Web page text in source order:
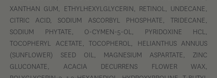
XANTHAN GUM, ETHYLHEXYLGLYCERIN, RETINOL, UNDECANE,
CITRIC ACID, SODIUM ASCORBYL PHOSPHATE, TRIDECANE,
SODIUM PHYTATE, O-CYMEN-5-OL, PYRIDOXINE HCL,
TOCOPHERYL ACETATE, TOCOPHEROL, HELIANTHUS ANNUUS
(SUNFLOWER) SEED OIL, MAGNESIUM ASPARTATE, ZINC
GLUCONATE, ACACIA DECURRENS FLOWER WAX,